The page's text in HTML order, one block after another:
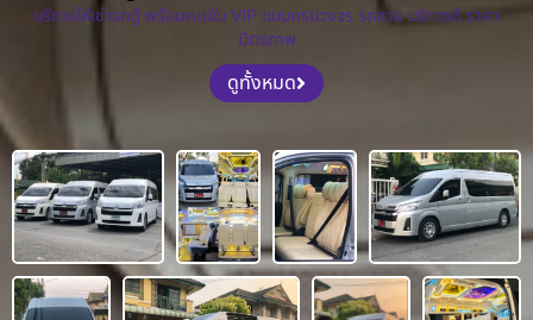
บริการให้เช่ารถตู้ พร้อมคนขับ VIP แบบครบวงจร รถสวย บริการดี ราคา
มิตรภาพ
ดูทั้งหมด